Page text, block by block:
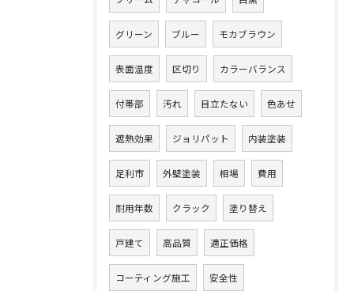
グリーン ブルー モカブラウン
表面温度 区切り カラーバランス
付帯部 汚れ 目立たない 色あせ
遮熱効果 ジョリパット 内装塗装
足利市 外壁塗装 相場 費用
耐用年数 クラック 塗り替え
戸建て 高品質 適正価格
コーティング施工 安全性